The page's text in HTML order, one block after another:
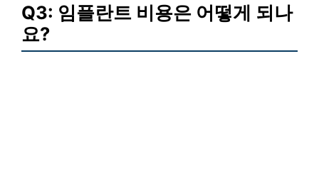
Q3: 임플란트 비용은 어떻게 되나
요?